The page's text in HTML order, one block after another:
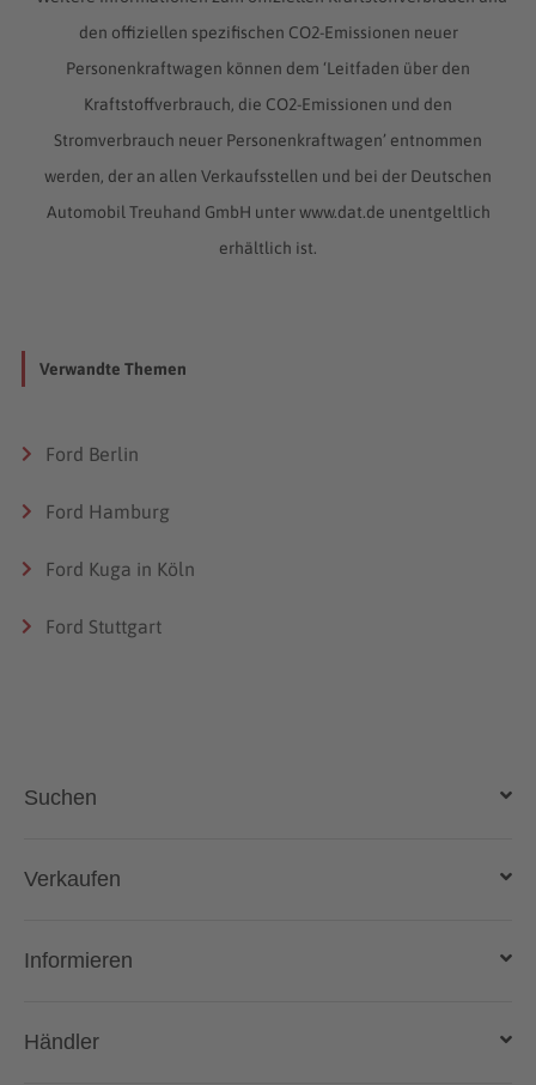
den offiziellen spezifischen CO2-Emissionen neuer
Personenkraftwagen können dem ‘Leitfaden über den
Kraftstoffverbrauch, die CO2-Emissionen und den
Stromverbrauch neuer Personenkraftwagen’ entnommen
werden, der an allen Verkaufsstellen und bei der Deutschen
Automobil Treuhand GmbH unter www.dat.de unentgeltlich
erhältlich ist.
Verwandte Themen
Ford Berlin
Ford Hamburg
Ford Kuga in Köln
Ford Stuttgart
Suchen
Auto kaufen
Auto online kaufen
Verkaufen
Auto verkaufen
Kostenlose Fahrzeugbewertung
Informieren
Automarken & Modelle
Händler